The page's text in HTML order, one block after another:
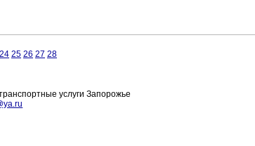
24 25 26 27 28
услуги Запорожье